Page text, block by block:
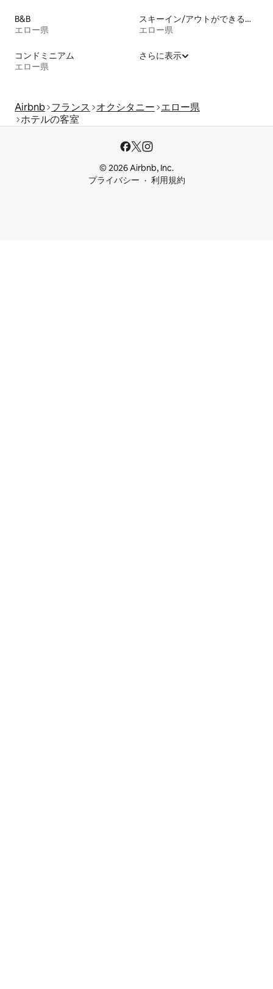
B&B
エロー県
スキーイン/アウトができる宿泊先
エロー県
コンドミニアム
エロー県
さらに表示
Airbnb フランス オクシタニー エロー県
ホテルの客室
© 2026 Airbnb, Inc.
プライバシー
利用規約